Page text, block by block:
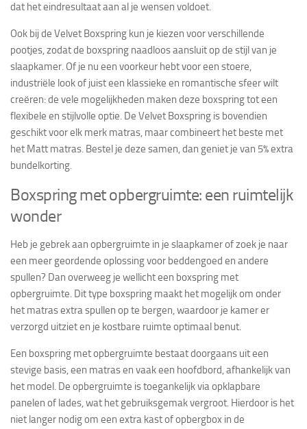
dat het eindresultaat aan al je wensen voldoet.
Ook bij de Velvet Boxspring kun je kiezen voor verschillende
pootjes, zodat de boxspring naadloos aansluit op de stijl van je
slaapkamer. Of je nu een voorkeur hebt voor een stoere,
industriële look of juist een klassieke en romantische sfeer wilt
creëren: de vele mogelijkheden maken deze boxspring tot een
flexibele en stijlvolle optie. De Velvet Boxspring is bovendien
geschikt voor elk merk matras, maar combineert het beste met
het Matt matras. Bestel je deze samen, dan geniet je van 5% extra
bundelkorting.
Boxspring met opbergruimte: een ruimtelijk
wonder
Heb je gebrek aan opbergruimte in je slaapkamer of zoek je naar
een meer geordende oplossing voor beddengoed en andere
spullen? Dan overweeg je wellicht een boxspring met
opbergruimte. Dit type boxspring maakt het mogelijk om onder
het matras extra spullen op te bergen, waardoor je kamer er
verzorgd uitziet en je kostbare ruimte optimaal benut.
Een boxspring met opbergruimte bestaat doorgaans uit een
stevige basis, een matras en vaak een hoofdbord, afhankelijk van
het model. De opbergruimte is toegankelijk via opklapbare
panelen of lades, wat het gebruiksgemak vergroot. Hierdoor is het
niet langer nodig om een extra kast of opbergbox in de